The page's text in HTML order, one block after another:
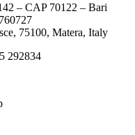
– CAP 70122 – Bari
75100, Matera, Italy
292834